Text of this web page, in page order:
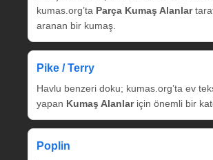
kumas.org’ta Parça Kumaş Alanlar
aranan bir kumaş.
Pike / Terry
Havlu benzeri doku; kumas.org’ta ev
yapan Kumaş Alanlariçin önemli bir
Poplin